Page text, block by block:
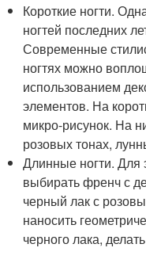
Короткие ногти.
ногтей последних
Современные
ногтях можно
использованием
элементов. На
микро-рисунок. На
розовых тонах,
Длинные ногти. Для
выбирать френч с
черный лак с
наносить
черного лака,